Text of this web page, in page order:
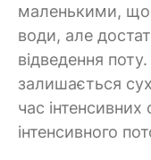
маленькими,
води, але
відведення
залишається
час інтенсивних
інтенсивного